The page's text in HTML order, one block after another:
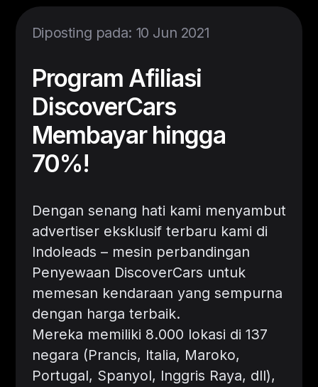
Diposting pada: 10 Jun 2021
Program Afiliasi
DiscoverCars
Membayar hingga
70%!
​​Dengan senang hati kami menyambut
advertiser eksklusif terbaru kami di
Indoleads – mesin perbandingan
Penyewaan DiscoverCars untuk
memesan kendaraan yang sempurna
dengan harga terbaik.
Mereka memiliki 8.000 lokasi di 137
negara (Prancis, Italia, Maroko,
Portugal, Spanyol, Inggris Raya, dll),